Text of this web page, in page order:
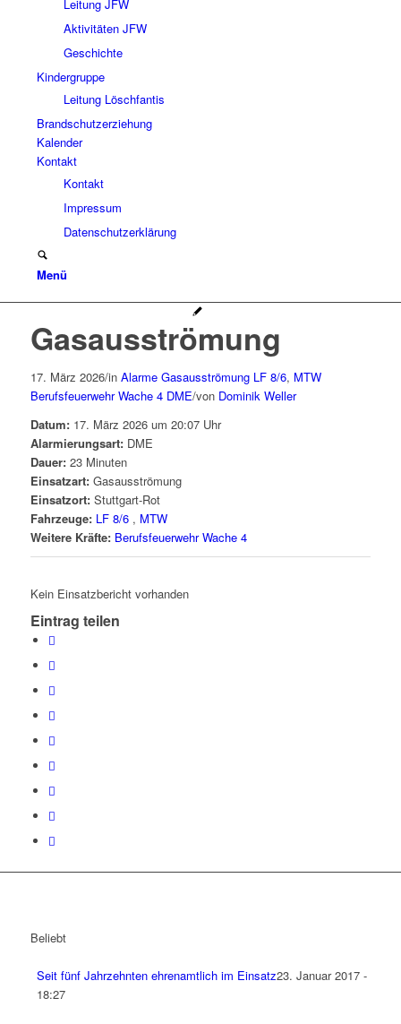
Leitung JFW
Aktivitäten JFW
Geschichte
Kindergruppe
Leitung Löschfantis
Brandschutzerziehung
Kalender
Kontakt
Kontakt
Impressum
Datenschutzerklärung
Menü
Gasausströmung
17. März 2026/in Alarme Gasausströmung LF 8/6, MTW
Berufsfeuerwehr Wache 4 DME/von Dominik Weller
Datum:17. März 2026 um 20:07 Uhr
Alarmierungsart:DME
Dauer:23 Minuten
Einsatzart:Gasausströmung
Einsatzort:Stuttgart-Rot
Fahrzeuge: LF 8/6 , MTW
Weitere Kräfte: Berufsfeuerwehr Wache 4
Kein Einsatzbericht vorhanden
Eintrag teilen
Beliebt
Seit fünf Jahrzehnten ehrenamtlich im Einsatz23. Januar 2017 -
18:27